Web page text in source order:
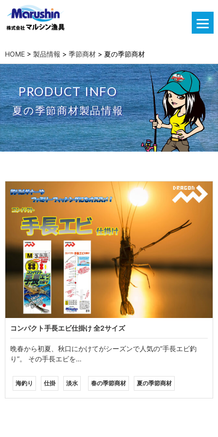
HOME > 製品情報 > 季節商材 > 夏の季節商材
PRODUCT INFO
夏の季節商材製品情報
コンパクト手長エビ仕掛け 全2サイズ
晩春から初夏、秋口にかけてがシーズンで人気の”手長エビ釣
り”。 その手長エビを…
海釣り 仕掛 淡水 春の季節商材 夏の季節商材